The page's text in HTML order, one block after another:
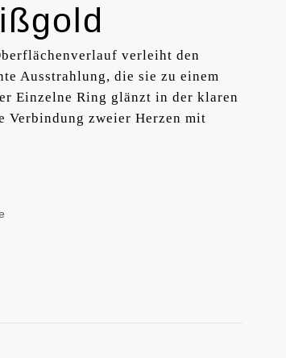
verleiht den
Ausstrahlung, die sie zu einem
Einzelne Ring glänzt in der klaren
Verbindung zweier Herzen mit